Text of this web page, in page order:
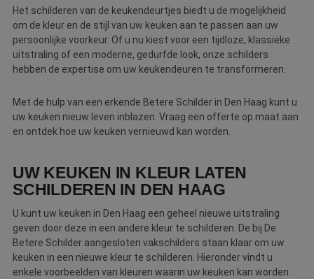
Het schilderen van de keukendeurtjes biedt u de mogelijkheid
om de kleur en de stijl van uw keuken aan te passen aan uw
persoonlijke voorkeur. Of u nu kiest voor een tijdloze, klassieke
uitstraling of een moderne, gedurfde look, onze schilders
hebben de expertise om uw keukendeuren te transformeren.
Met de hulp van een erkende Betere Schilder in Den Haag kunt u
uw keuken nieuw leven inblazen. Vraag een offerte op maat aan
en ontdek hoe uw keuken vernieuwd kan worden.
UW KEUKEN IN KLEUR LATEN
SCHILDEREN IN DEN HAAG
U kunt uw keuken in Den Haag een geheel nieuwe uitstraling
geven door deze in een andere kleur te schilderen. De bij De
Betere Schilder aangesloten vakschilders staan klaar om uw
keuken in een nieuwe kleur te schilderen. Hieronder vindt u
enkele voorbeelden van kleuren waarin uw keuken kan worden